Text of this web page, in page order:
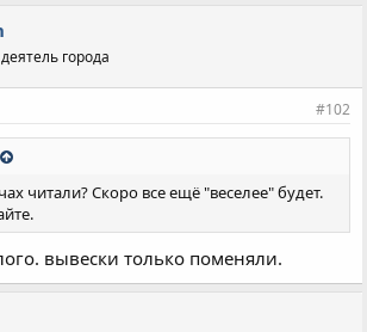
города
#102
читали? Скоро все ещё "веселее" будет.
вывески только поменяли.